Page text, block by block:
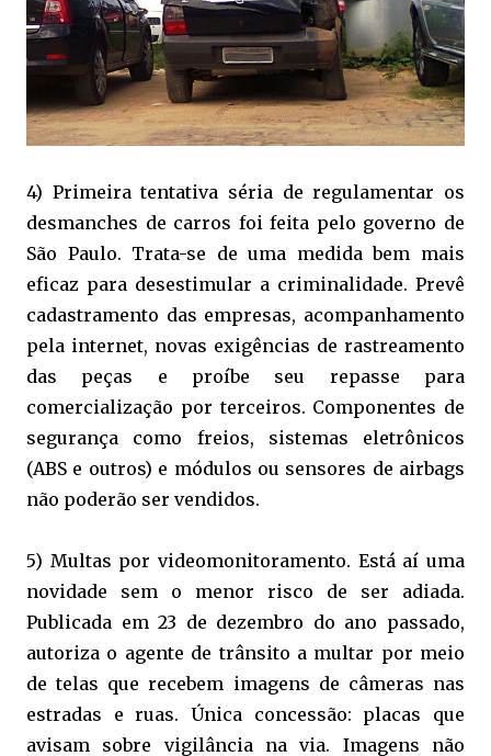
4) Primeira tentativa séria de regulamentar os
desmanches de carros foi feita pelo governo de
São Paulo. Trata-se de uma medida bem mais
eficaz para desestimular a criminalidade. Prevê
cadastramento das empresas, acompanhamento
pela internet, novas exigências de rastreamento
das peças e proíbe seu repasse para
comercialização por terceiros. Componentes de
segurança como freios, sistemas eletrônicos
(ABS e outros) e módulos ou sensores de airbags
não poderão ser vendidos.
5) Multas por videomonitoramento. Está aí uma
novidade sem o menor risco de ser adiada.
Publicada em 23 de dezembro do ano passado,
autoriza o agente de trânsito a multar por meio
de telas que recebem imagens de câmeras nas
estradas e ruas. Única concessão: placas que
avisam sobre vigilância na via. Imagens não